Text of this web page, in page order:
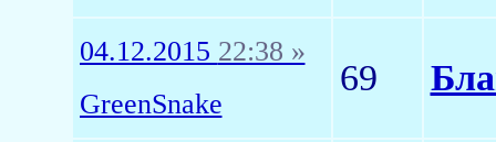
04.12.2015 22:38 »
GreenSnake
69